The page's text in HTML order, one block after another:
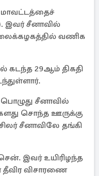
மாவட்டத்தைச்
இவர் சீனாவில்
வணிக
கடந்த 29ஆம் திகதி
சீனாவில்
சொந்த ஊருக்கு
சீனாவிலே தங்கி
இவர் உயிரிழந்த
தீவிர விசாரணை